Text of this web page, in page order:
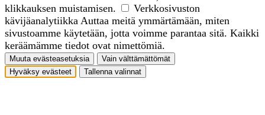
klikkauksen muistamisen.
Verkkosivuston
kävijäanalytiikka Auttaa meitä ymmärtämään, miten
sivustoamme käytetään, jotta voimme parantaa sitä. Kaikki
keräämämme tiedot ovat nimettömiä.
Muuta evästeasetuksia
Vain välttämättömät
Hyväksy evästeet
Tallenna valinnat